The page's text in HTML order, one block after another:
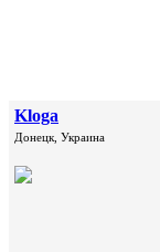
Kloga
Донецк, Украина